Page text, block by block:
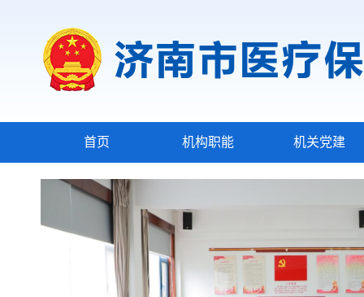
首页 机构职能 机关党建